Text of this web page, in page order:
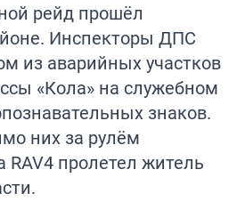
рейд прошёл
Инспекторы ДПС
из аварийных участков
«Кола» на служебном
знаков.
них за рулём
RAV4 пролетел житель